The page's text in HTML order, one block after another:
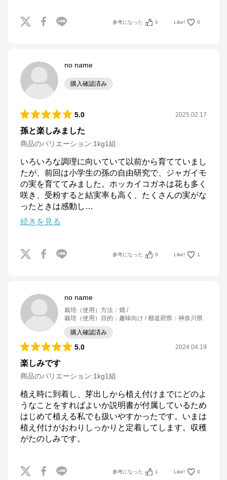
参考になった 0 Like! 0
no name
購入確認済み
5.0 2025.02.17
孫と楽しみました
商品のバリエーション:1kg1組
いろいろな調理に向いていて以前から育てていまし
たが、前回は小学生の孫の自由研究で、ジャガイモ
の実を育ててみました。ホッカイコガネは花も多く
咲き、受粉すると結実率も高く、たくさんの実がな
ったときは感動し …
続きを見る
参考になった 0 Like! 1
no name
栽培（使用）方法 ： 畑
栽培（使用）目的 ： 趣味向け 都道府県 ： 神奈川県
購入確認済み
5.0 2024.04.19
楽しみです
商品のバリエーション:1kg1組
植え時に到着し、芽出しから植え付けまでにどのよ
うなことをすればよいか説明書が付属しているため
はじめて植える私でも扱いやすかったです。いまは
植え付けがおわりしっかりと定着してします。収穫
がたのしみです。
参考になった 1 Like! 0